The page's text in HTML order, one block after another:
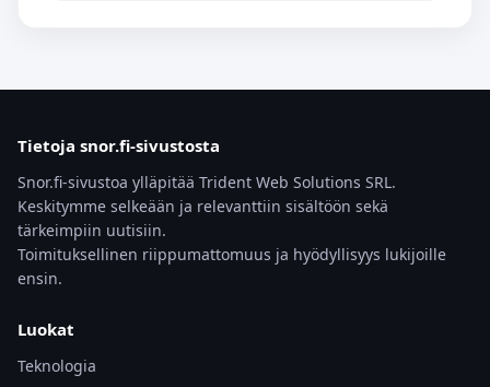
Tietoja snor.fi-sivustosta
Snor.fi-sivustoa ylläpitää Trident Web Solutions SRL.
Keskitymme selkeään ja relevanttiin sisältöön sekä
tärkeimpiin uutisiin.
Toimituksellinen riippumattomuus ja hyödyllisyys lukijoille
ensin.
Luokat
Teknologia